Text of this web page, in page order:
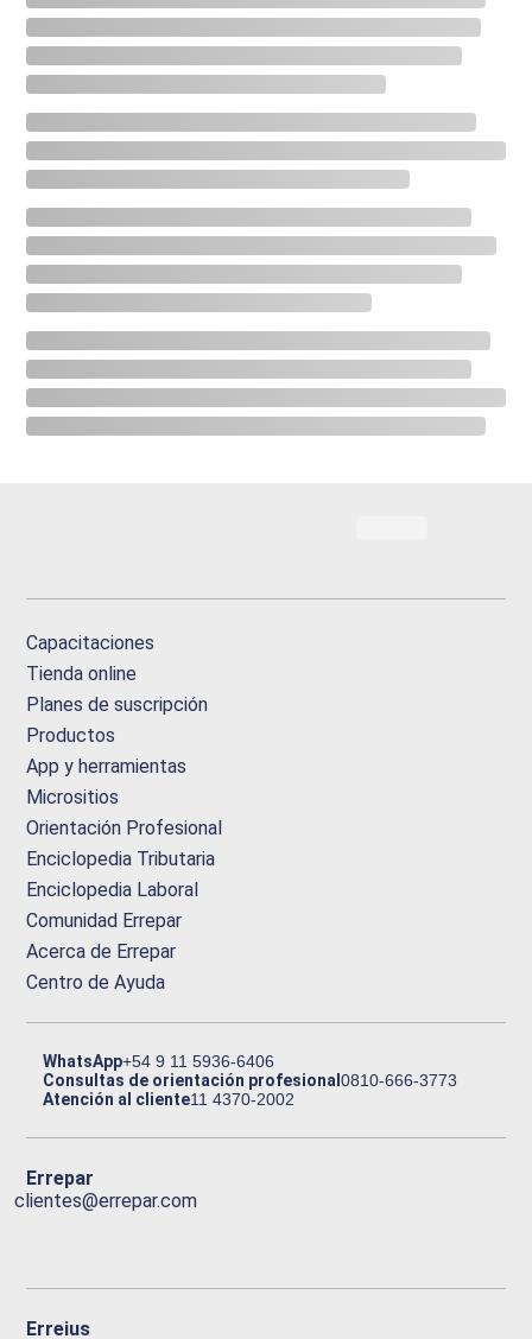
Capacitaciones
Tienda online
Planes de suscripción
Productos
App y herramientas
Micrositios
Orientación Profesional
Enciclopedia Tributaria
Enciclopedia Laboral
Comunidad Errepar
Acerca de Errepar
Centro de Ayuda
WhatsApp+54 9 11 5936-6406
Consultas de orientación profesional0810-666-3773
Atención al cliente11 4370-2002
Errepar
clientes@errepar.com
Erreius